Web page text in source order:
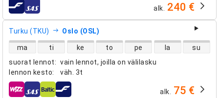
lentoyhtiöt alk. 240 €
Turku (TKU) Oslo (OSL)
suorat lennot: vain lennot, joilla on välilasku
lennon kesto: väh. 3t
suorien lentojen saatavuus
ma ti ke to pe la su
lentoyhtiöt alk. 75 €